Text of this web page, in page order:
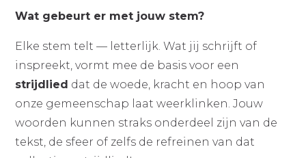
Wat gebeurt er met jouw stem?
Elke stem telt — letterlijk. Wat jij schrijft of
inspreekt, vormt mee de basis voor een
strijdlied dat de woede, kracht en hoop van
onze gemeenschap laat weerklinken. Jouw
woorden kunnen straks onderdeel zijn van de
tekst, de sfeer of zelfs de refreinen van dat